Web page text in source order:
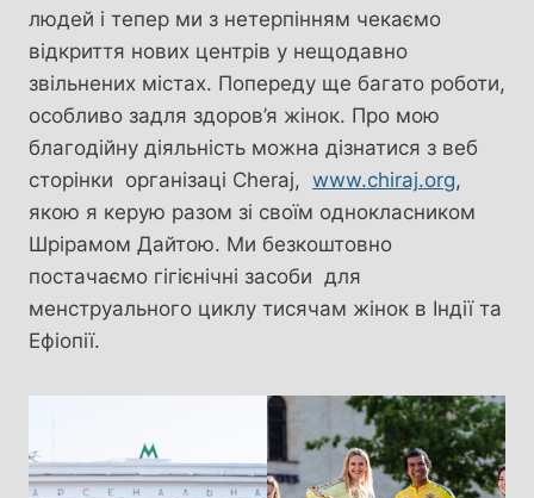
людей і тепер ми з нетерпінням чекаємо
відкриття нових центрів у нещодавно
звільнених містах. Попереду ще багато роботи,
особливо задля здоров’я жінок. Про мою
благодійну діяльність можна дізнатися з веб
сторінки організаці Cheraj, www.chiraj.org,
якою я керую разом зі своїм однокласником
Шрірамом Дайтою. Ми безкоштовно
постачаємо гігієнічні засоби для
менструального циклу тисячам жінок в Індії та
Ефіопії.